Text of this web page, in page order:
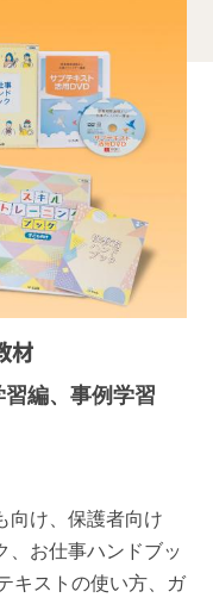
材
編、事例学習
向け、保護者向け
、お仕事ハンドブッ
キストの使い方、ガ